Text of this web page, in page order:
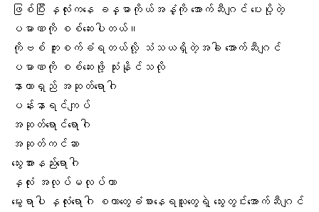
ဖြစ်ပြီး နှလုံး ကနေ ခန္ဓာကိုယ်အနှံ့ကို အောက်ဆီဂျင် ပေးပို့တဲ့
ပမာဏကို စစ်ဆေးပါတယ်။
ကိုဗစ် ကူးစက်ခံရတယ်လို့ သံသယရှိ တဲ့အခါ အောက်ဆီဂျင်
ပမာဏကို စစ်ဆေးဖို့ သုံးနိုင်သလို
နာတာရှည် အဆုတ်ရောဂါ
ပန်းနာရင်ကျပ်
အဆုတ်ရောင်ရောဂါ
အဆုတ်ကင်ဆာ
သွေးအားနည်းရောဂါ
နှလုံး အလုပ်မလုပ်တာ
မွေးရာပါ နှလုံးရောဂါ စတာတွေခံစားနေရသူတွေရဲ့ သွေးတွင်းအောက်ဆီဂျင်